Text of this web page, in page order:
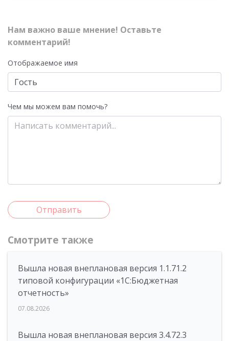
Нам важно ваше мнение! Оставьте
комментарий!
Отображаемое имя
Чем мы можем вам помочь?
Отправить
Смотрите также
Вышла новая внеплановая версия 1.1.71.2
типовой конфигурации «1C:Бюджетная
отчетность»
07.08.2026
Вышла новая внеплановая версия 3.4.72.3